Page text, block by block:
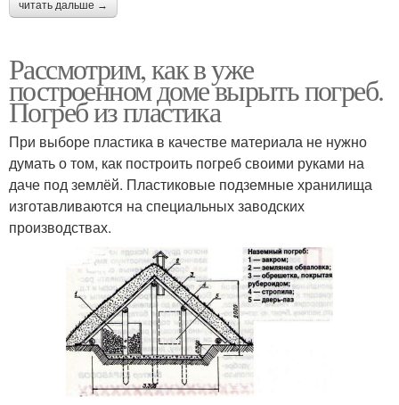
читать дальше →
Рассмотрим, как в уже
построенном доме вырыть погреб.
Погреб из пластика
При выборе пластика в качестве материала не нужно
думать о том, как построить погреб своими руками на
даче под землёй. Пластиковые подземные хранилища
изготавливаются на специальных заводских
производствах.